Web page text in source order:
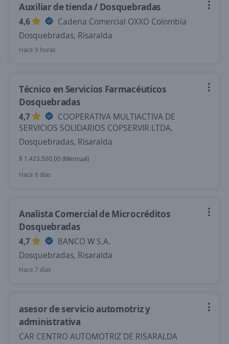
Auxiliar de tienda / Dosquebradas
4,6
Cadena Comercial OXXO Colombia
Dosquebradas, Risaralda
Hace 9 horas
Técnico en Servicios Farmacéuticos
Dosquebradas
4,7
COOPERATIVA MULTIACTIVA DE
SERVICIOS SOLIDARIOS COPSERVIR LTDA.
Dosquebradas, Risaralda
$ 1.423.500,00 (Mensual)
Hace 6 días
Analista Comercial de Microcréditos
Dosquebradas
4,7
BANCO W S.A.
Dosquebradas, Risaralda
Hace 7 días
asesor de servicio automotriz y
administrativa
CAR CENTRO AUTOMOTRIZ DE RISARALDA